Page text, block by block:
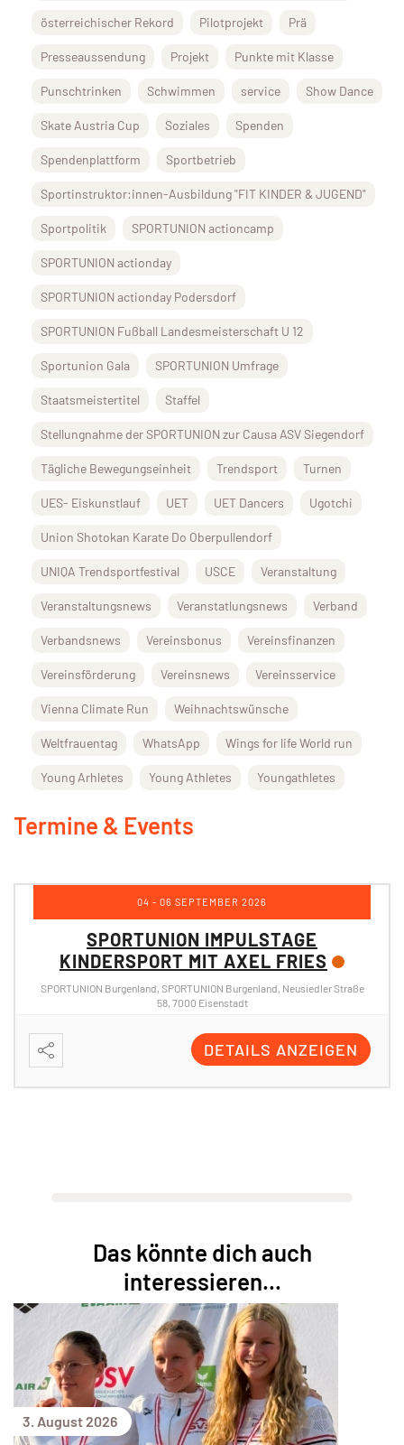
österreichischer Rekord Pilotprojekt Prä
Presseaussendung Projekt Punkte mit Klasse
Punschtrinken Schwimmen service Show Dance
Skate Austria Cup Soziales Spenden
Spendenplattform Sportbetrieb
Sportinstruktor:innen-Ausbildung "FIT KINDER & JUGEND"
Sportpolitik SPORTUNION actioncamp
SPORTUNION actionday
SPORTUNION actionday Podersdorf
SPORTUNION Fußball Landesmeisterschaft U 12
Sportunion Gala SPORTUNION Umfrage
Staatsmeistertitel Staffel
Stellungnahme der SPORTUNION zur Causa ASV Siegendorf
Tägliche Bewegungseinheit Trendsport Turnen
UES- Eiskunstlauf UET UET Dancers Ugotchi
Union Shotokan Karate Do Oberpullendorf
UNIQA Trendsportfestival USCE Veranstaltung
Veranstaltungsnews Veranstatlungsnews Verband
Verbandsnews Vereinsbonus Vereinsfinanzen
Vereinsförderung Vereinsnews Vereinsservice
Vienna Climate Run Weihnachtswünsche
Weltfrauentag WhatsApp Wings for life World run
Young Arhletes Young Athletes Youngathletes
Termine & Events
DETAILS ANZEIGEN
Das könnte dich auch
interessieren...